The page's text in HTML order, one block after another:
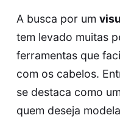
A busca por um
tem levado muitas
ferramentas que
com os cabelos.
se destaca como
quem deseja